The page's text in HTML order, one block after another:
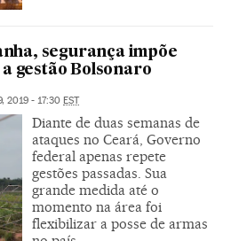
segurança impõe
gestão Bolsonaro
2019 - 17:30 EST
Diante de duas semanas de
ataques no Ceará, Governo
federal apenas repete
gestões passadas. Sua
grande medida até o
momento na área foi
flexibilizar a posse de armas